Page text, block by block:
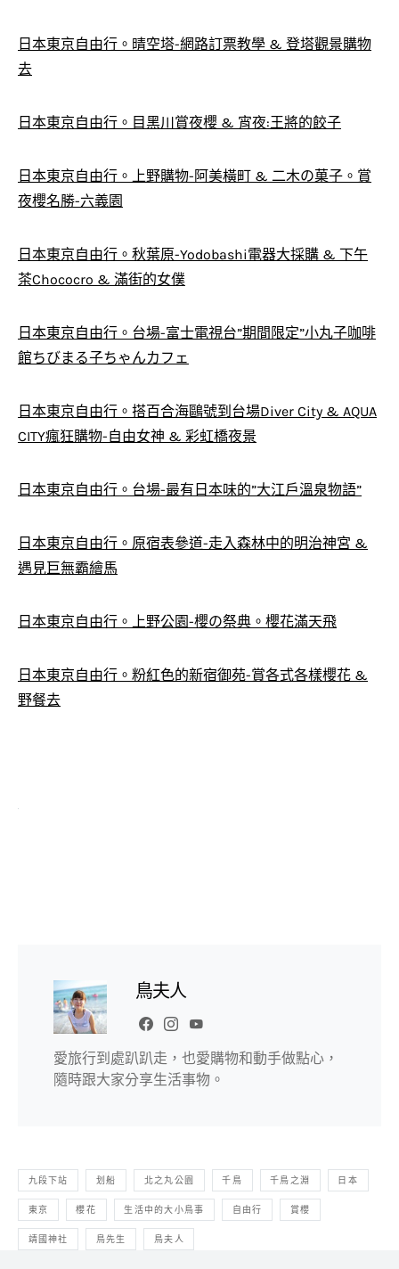
日本東京自由行。晴空塔-網路訂票教學 & 登塔觀景購物
去
日本東京自由行。目黑川賞夜櫻 & 宵夜:王將的餃子
日本東京自由行。上野購物-阿美橫町 & 二木の菓子。賞
夜櫻名勝-六義園
日本東京自由行。秋葉原-Yodobashi電器大採購 & 下午
茶Chococro & 滿街的女僕
日本東京自由行。台場-富士電視台”期間限定”小丸子咖啡
館ちびまる子ちゃんカフェ
日本東京自由行。搭百合海鷗號到台場Diver City & AQUA
CITY瘋狂購物-自由女神 & 彩虹橋夜景
日本東京自由行。台場-最有日本味的”大江戶溫泉物語”
日本東京自由行。原宿表參道-走入森林中的明治神宮 &
遇見巨無霸繪馬
日本東京自由行。上野公園-櫻の祭典。櫻花滿天飛
日本東京自由行。粉紅色的新宿御苑-賞各式各樣櫻花 &
野餐去
鳥夫人
愛旅行到處趴趴走，也愛購物和動手做點心，
隨時跟大家分享生活事物。
九段下站 划船 北之丸公園 千鳥 千鳥之淵 日本
東京 櫻花 生活中的大小鳥事 自由行 賞櫻
靖國神社 鳥先生 鳥夫人